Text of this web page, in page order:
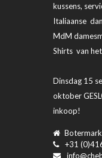
kussens,
Italiaanse
MdM
Shirts van
Dinsdag 15
oktober
inkoop!
+31